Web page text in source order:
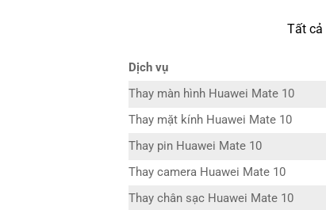
Tất cả
Dịch vụ
Thay màn hình Huawei Mate 10
Thay mặt kính Huawei Mate 10
Thay pin Huawei Mate 10
Thay camera Huawei Mate 10
Thay chân sạc Huawei Mate 10